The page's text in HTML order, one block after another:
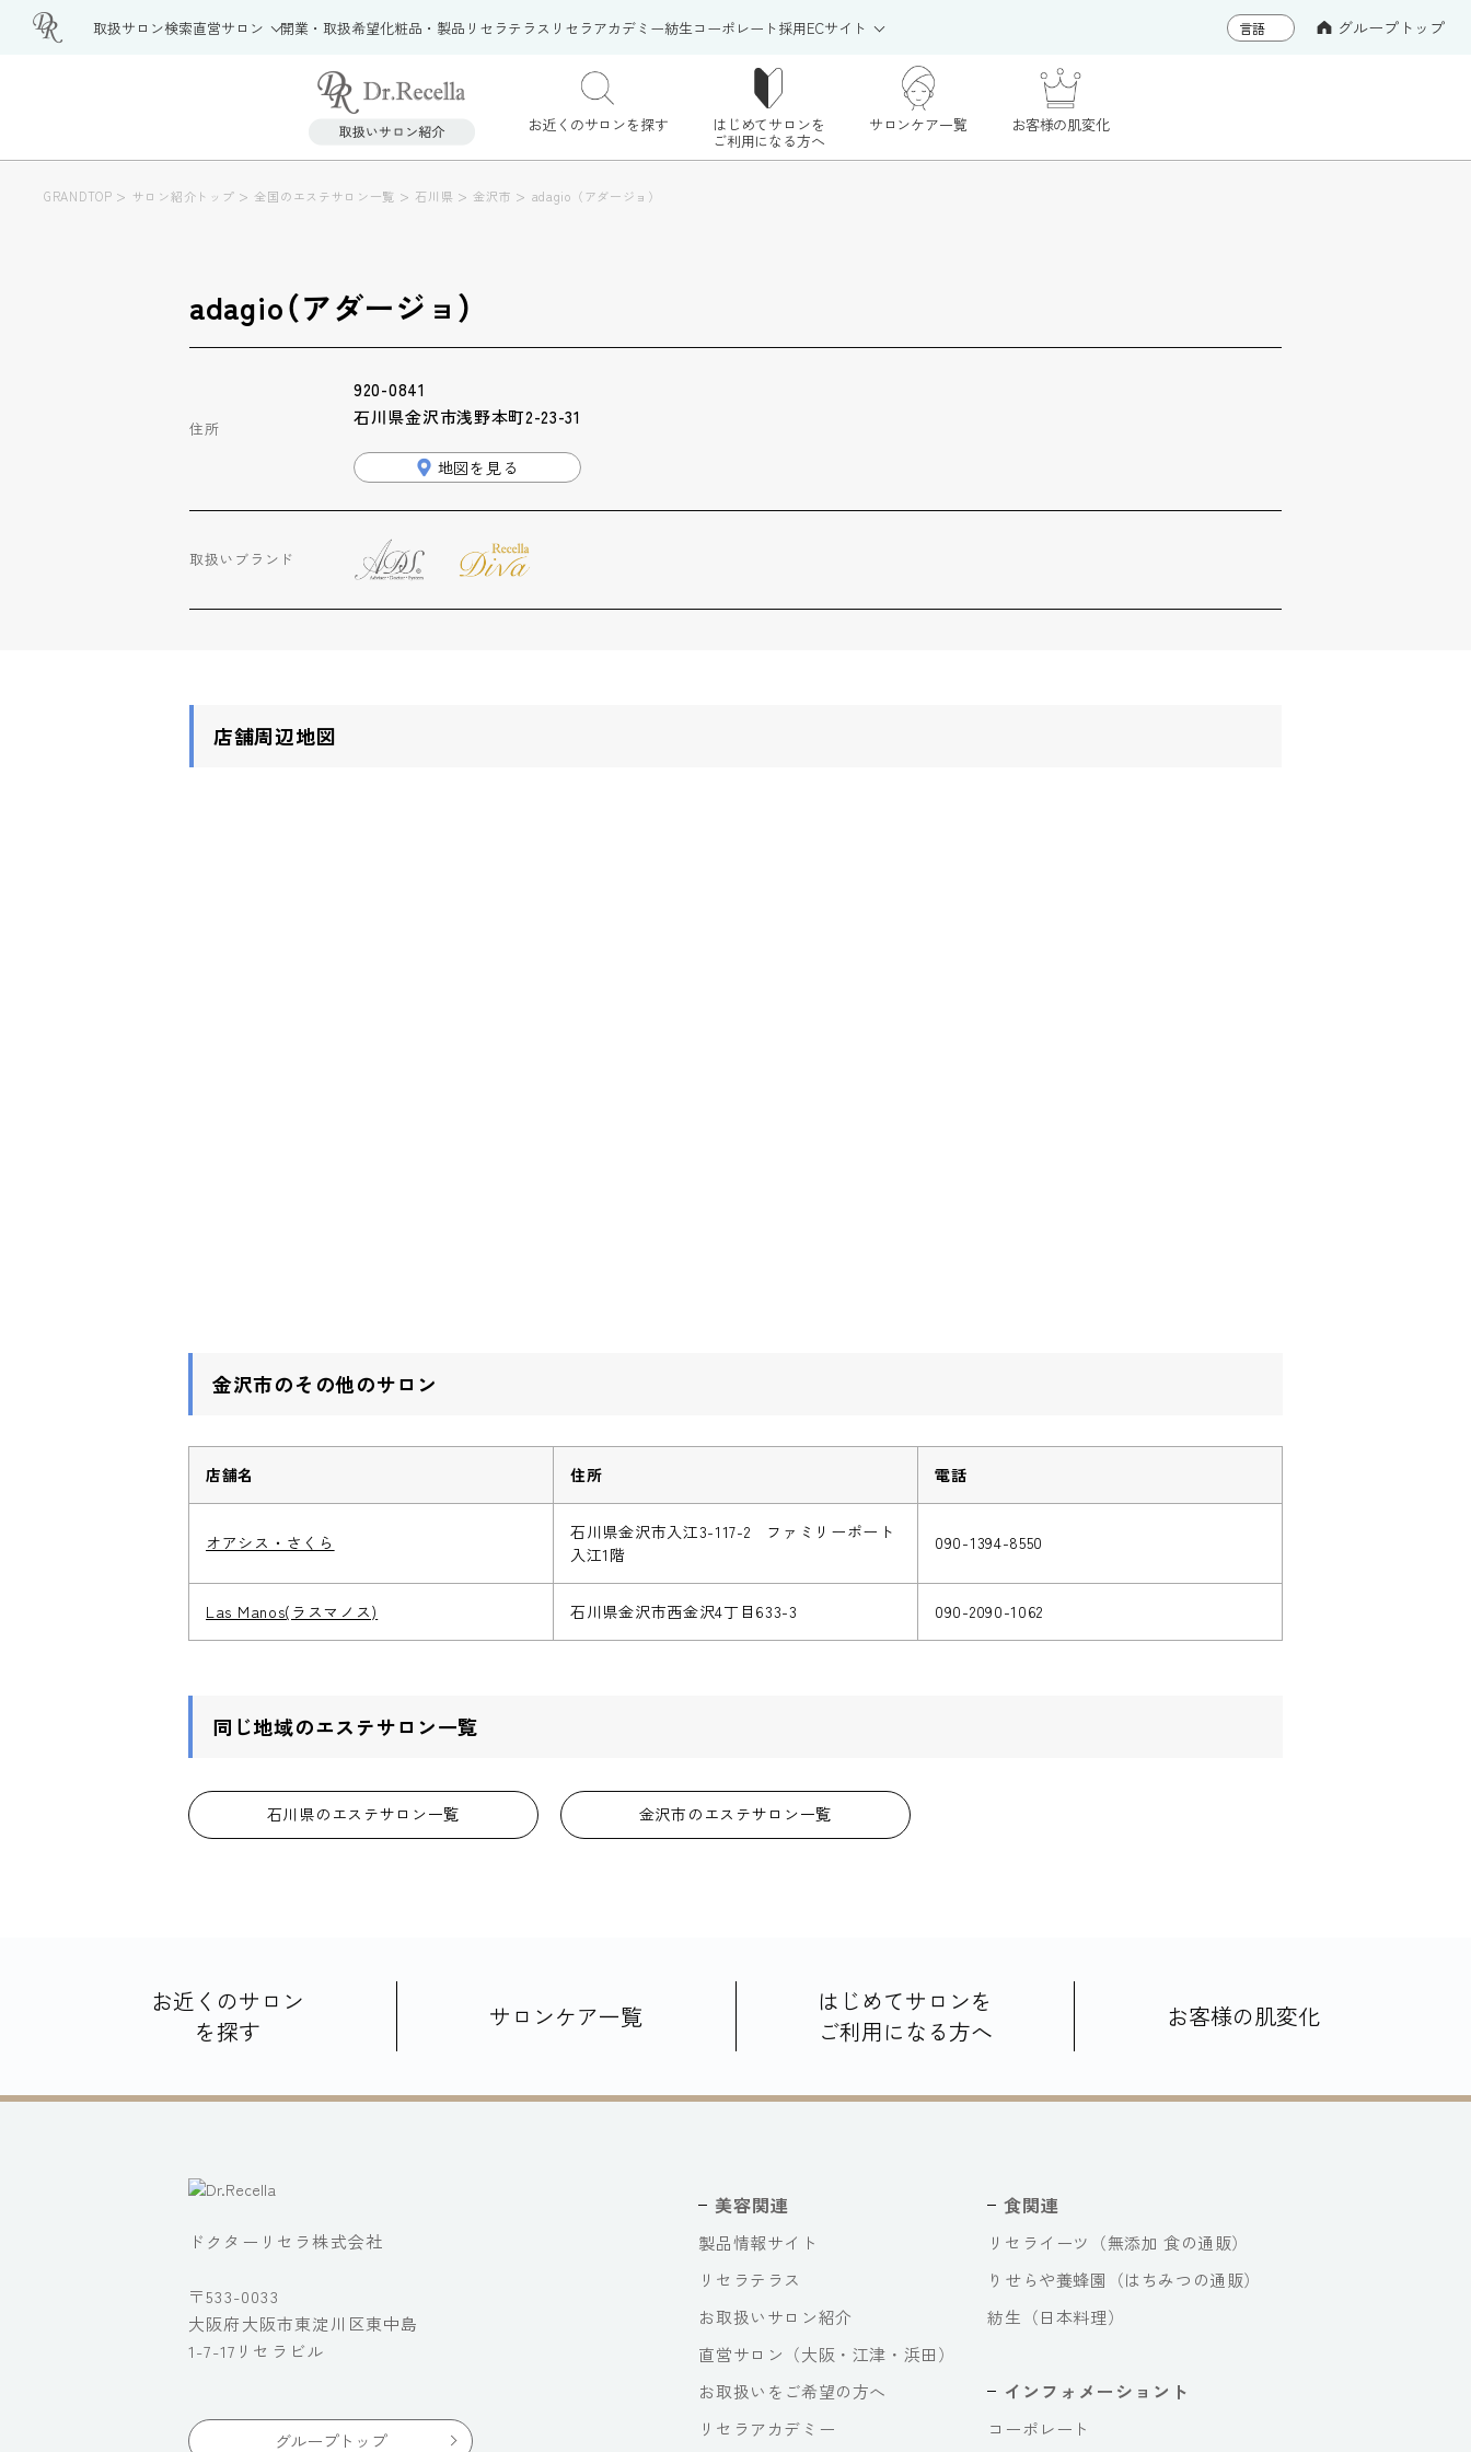
取扱サロン検索直営サロン 開業・取扱希望化粧品・製品 リセラテラス リセラアカデミー紡生コーポレート採用ECサイト グループトップ
お近くのサロンを探す はじめてサロンを
ご利用になる方へ
サロンケア一覧 お客様の肌変化
GRANDTOP > サロン紹介トップ >全国のエステサロン一覧 > 石川県 >金沢市 > adagio（アダージョ）
adagio（アダージョ）
住所
920-0841
石川県金沢市浅野本町2-23-31
地図を見る
取扱いブランド
店舗周辺地図
金沢市のその他のサロン
店舗名 住所 電話
オアシス・さくら
石川県金沢市入江3-117-2 ファミリーポート
入江1階
090-1394-8550
Las Manos(ラスマノス) 石川県金沢市西金沢4丁目633-3 090-2090-1062
同じ地域のエステサロン一覧
石川県のエステサロン一覧 金沢市のエステサロン一覧
お近くのサロン
を探す
サロンケア一覧
はじめてサロンを
ご利用になる方へ
お客様の肌変化
ドクターリセラ株式会社
〒533-0033
大阪府大阪市東淀川区東中島
1-7-17リセラビル
グループトップ
美容関連
製品情報サイト
リセラテラス
お取扱いサロン紹介
直営サロン（大阪・江津・浜田）
お取扱いをご希望の方へ
リセラアカデミー
食関連
リセライーツ（無添加 食の通販）
りせらや養蜂園（はちみつの通販）
紡生（日本料理）
インフォメーショント
コーポレート